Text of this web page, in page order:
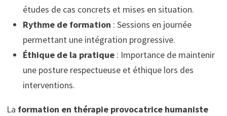
études de cas concrets et mises en situation.
Rythme de formation : Sessions en journée
permettant une intégration progressive.
Éthique de la pratique: Importance de maintenir
une posture respectueuse et éthique lors des
interventions.
La formation en thérapie provocatrice humaniste